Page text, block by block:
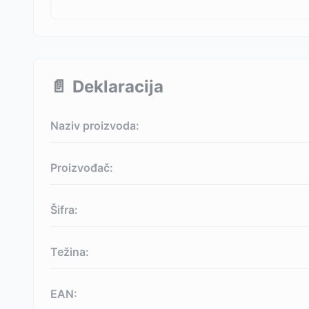
📄 Deklaracija
Naziv proizvoda:
Proizvođač:
Šifra:
Težina:
EAN: